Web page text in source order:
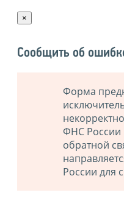
×
Сообщить об
Форма
ФНС России
обратной
России для